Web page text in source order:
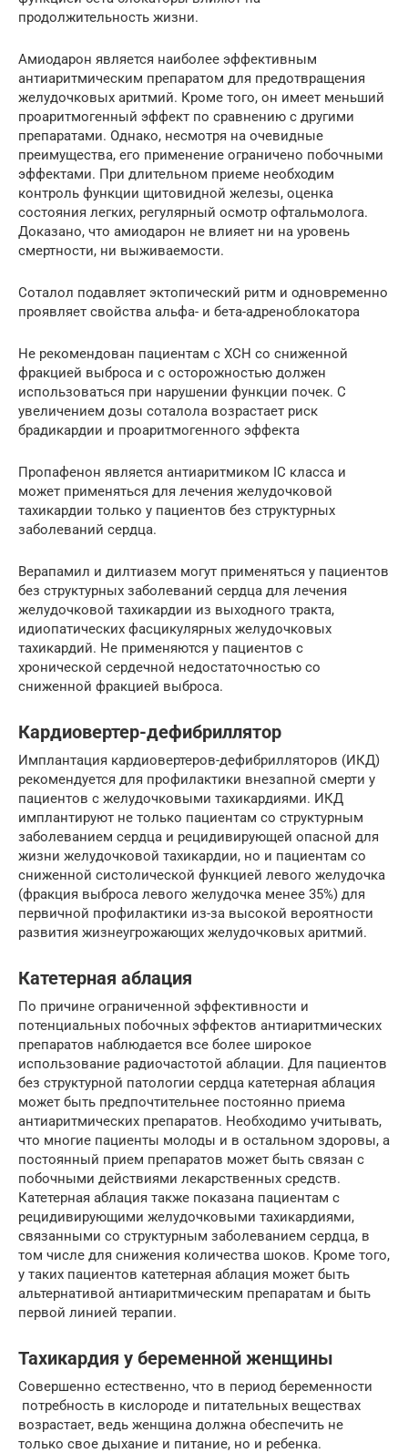
продолжительность жизни.
Амиодарон является наиболее эффективным
антиаритмическим препаратом для предотвращения
желудочковых аритмий. Кроме того, он имеет меньший
проаритмогенный эффект по сравнению с другими
препаратами. Однако, несмотря на очевидные
преимущества, его применение ограничено побочными
эффектами. При длительном приеме необходим
контроль функции щитовидной железы, оценка
состояния легких, регулярный осмотр офтальмолога.
Доказано, что амиодарон не влияет ни на уровень
смертности, ни выживаемости.
Соталол подавляет эктопический ритм и одновременно
проявляет свойства альфа- и бета-адреноблокатора
Не рекомендован пациентам с ХСН со сниженной
фракцией выброса и с осторожностью должен
использоваться при нарушении функции почек. С
увеличением дозы соталола возрастает риск
брадикардии и проаритмогенного эффекта
Пропафенон является антиаритмиком IС класса и
может применяться для лечения желудочковой
тахикардии только у пациентов без структурных
заболеваний сердца.
Верапамил и дилтиазем могут применяться у пациентов
без структурных заболеваний сердца для лечения
желудочковой тахикардии из выходного тракта,
идиопатических фасцикулярных желудочковых
тахикардий. Не применяются у пациентов с
хронической сердечной недостаточностью со
сниженной фракцией выброса.
Кардиовертер-дефибриллятор
Имплантация кардиовертеров-дефибрилляторов (ИКД)
рекомендуется для профилактики внезапной смерти у
пациентов с желудочковыми тахикардиями. ИКД
имплантируют не только пациентам со структурным
заболеванием сердца и рецидивирующей опасной для
жизни желудочковой тахикардии, но и пациентам со
сниженной систолической функцией левого желудочка
(фракция выброса левого желудочка менее 35%) для
первичной профилактики из-за высокой вероятности
развития жизнеугрожающих желудочковых аритмий.
Катетерная аблация
По причине ограниченной эффективности и
потенциальных побочных эффектов антиаритмических
препаратов наблюдается все более широкое
использование радиочастотой аблации. Для пациентов
без структурной патологии сердца катетерная аблация
может быть предпочтительнее постоянно приема
антиаритмических препаратов. Необходимо учитывать,
что многие пациенты молоды и в остальном здоровы, а
постоянный прием препаратов может быть связан с
побочными действиями лекарственных средств.
Катетерная аблация также показана пациентам с
рецидивирующими желудочковыми тахикардиями,
связанными со структурным заболеванием сердца, в
том числе для снижения количества шоков. Кроме того,
у таких пациентов катетерная аблация может быть
альтернативой антиаритмическим препаратам и быть
первой линией терапии.
Тахикардия у беременной женщины
Совершенно естественно, что в период беременности
потребность в кислороде и питательных веществах
возрастает, ведь женщина должна обеспечить не
только свое дыхание и питание, но и ребенка.